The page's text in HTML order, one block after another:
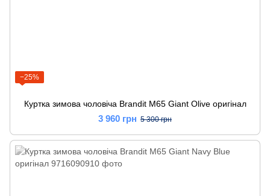
−25%
Куртка зимова чоловіча Brandit M65 Giant Olive оригінал
3 960 грн 5 300 грн